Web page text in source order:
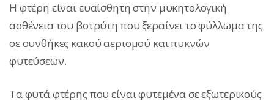
Η φτέρη είναι ευαίσθητη στην μυκητολογική
ασθένεια του βοτρύτη που ξεραίνει το φύλλωμα της
σε συνθήκες κακού αερισμού και πυκνών
φυτεύσεων.
Τα φυτά φτέρης που είναι φυτεμένα σε εξωτερικούς